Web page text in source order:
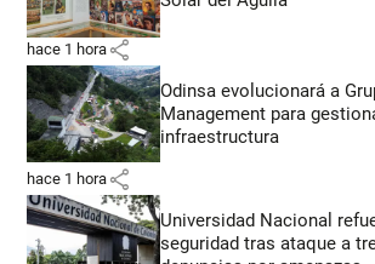
hace 1 hora share
Odinsa evolucionará a
Management para
infraestructura
hace 1 hora share
Universidad Nacional
seguridad tras ataque a